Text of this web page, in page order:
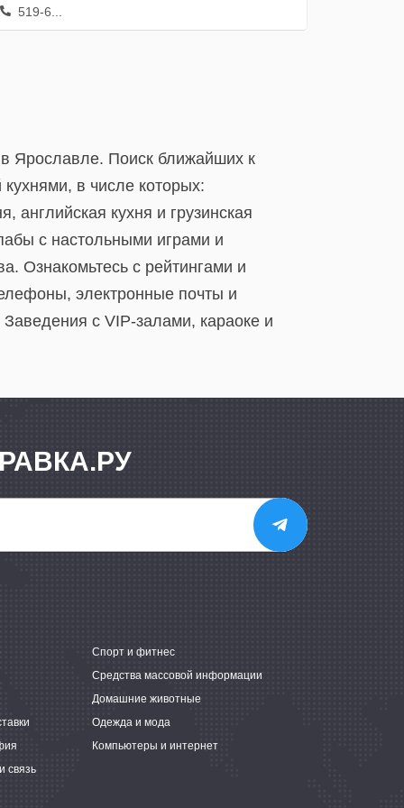
519-6...
Ярославле. Поиск ближайших к
в числе которых:
английская кухня и грузинская
с настольными играми и
Ознакомьтесь с рейтингами и
электронные почты и
с VIP-залами, караоке и
Спорт и фитнес
Средства массовой информации
Домашние животные
Одежда и мода
Компьютеры и интернет
связь